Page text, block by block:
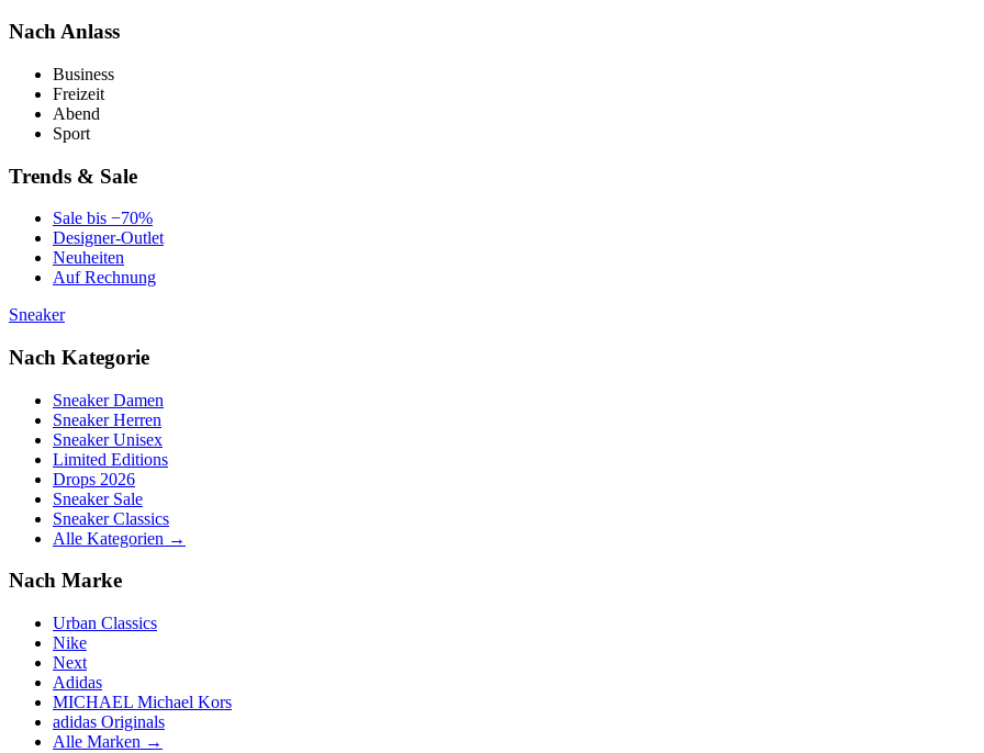
Nach Anlass
Business
Freizeit
Abend
Sport
Trends & Sale
Sale bis −70%
Designer-Outlet
Neuheiten
Auf Rechnung
Sneaker
Nach Kategorie
Sneaker Damen
Sneaker Herren
Sneaker Unisex
Limited Editions
Drops 2026
Sneaker Sale
Sneaker Classics
Alle Kategorien →
Nach Marke
Urban Classics
Nike
Next
Adidas
MICHAEL Michael Kors
adidas Originals
Alle Marken →